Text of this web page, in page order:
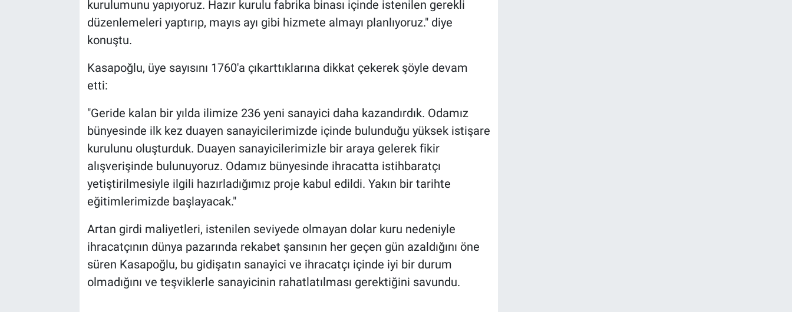
kurulumunu yapıyoruz. Hazır kurulu fabrika binası içinde istenilen gerekli
düzenlemeleri yaptırıp, mayıs ayı gibi hizmete almayı planlıyoruz." diye
konuştu.
Kasapoğlu, üye sayısını 1760'a çıkarttıklarına dikkat çekerek şöyle devam
etti:
"Geride kalan bir yılda ilimize 236 yeni sanayici daha kazandırdık. Odamız
bünyesinde ilk kez duayen sanayicilerimizde içinde bulunduğu yüksek istişare
kurulunu oluşturduk. Duayen sanayicilerimizle bir araya gelerek fikir
alışverişinde bulunuyoruz. Odamız bünyesinde ihracatta istihbaratçı
yetiştirilmesiyle ilgili hazırladığımız proje kabul edildi. Yakın bir tarihte
eğitimlerimizde başlayacak."
Artan girdi maliyetleri, istenilen seviyede olmayan dolar kuru nedeniyle
ihracatçının dünya pazarında rekabet şansının her geçen gün azaldığını öne
süren Kasapoğlu, bu gidişatın sanayici ve ihracatçı içinde iyi bir durum
olmadığını ve teşviklerle sanayicinin rahatlatılması gerektiğini savundu.